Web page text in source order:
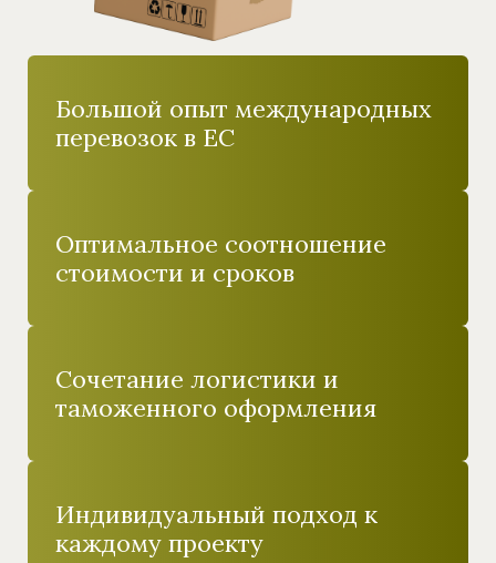
Большой опыт международных
перевозок в ЕС
Оптимальное соотношение
стоимости и сроков
Сочетание логистики и
таможенного оформления
Индивидуальный подход к
каждому проекту